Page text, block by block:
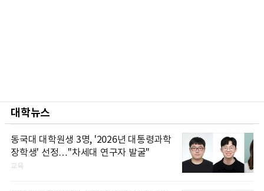
대학뉴스
동국대 대학원생 3명, '2026년 대통령과학
장학생' 선정…"차세대 연구자 발굴"
교육